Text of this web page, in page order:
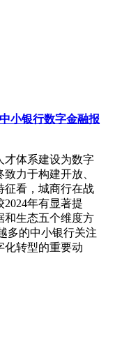
中小银行数字金融报
才体系建设为数字
力于构建开放、
征看，城商行在战
年有显著提
和生态五个维度方
多的中小银行关注
化转型的重要动